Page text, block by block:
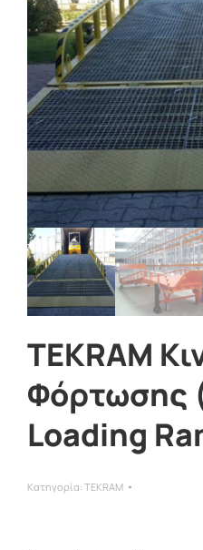
TEKRAM
Φόρτωσης
Loading
Κατηγορία: TEKRAM